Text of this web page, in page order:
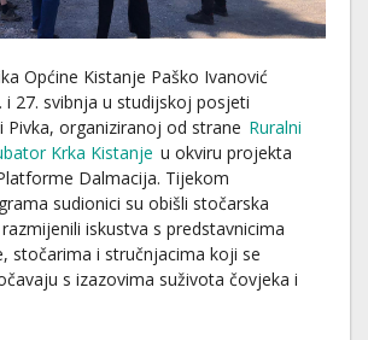
Općine Kistanje Paško Ivanović
i 27. svibnja u studijskoj posjeti
Pivka, organiziranoj od strane Ruralni
Krka Kistanje u okviru projekta
Dalmacija. Tijekom
sudionici su obišli stočarska
iskustva s predstavnicima
stočarima i stručnjacima koji se
s izazovima suživota čovjeka i